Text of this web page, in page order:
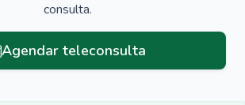
consulta.
Agendar teleconsulta